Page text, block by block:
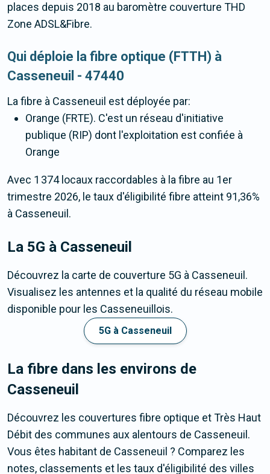
places depuis 2018 au baromètre couverture THD
Zone ADSL&Fibre.
Qui déploie la fibre optique (FTTH) à
Casseneuil - 47440
La fibre à Casseneuil est déployée par:
Orange (FRTE). C'est un réseau d'initiative
publique (RIP) dont l'exploitation est confiée à
Orange
Avec 1 374 locaux raccordables à la fibre au 1er
trimestre 2026, le taux d'éligibilité fibre atteint 91,36%
à Casseneuil.
La 5G à Casseneuil
Découvrez la carte de couverture 5G à Casseneuil.
Visualisez les antennes et la qualité du réseau mobile
disponible pour les Casseneuillois.
5G à Casseneuil
La fibre dans les environs de
Casseneuil
Découvrez les couvertures fibre optique et Très Haut
Débit des communes aux alentours de Casseneuil.
Vous êtes habitant de Casseneuil ? Comparez les
notes, classements et les taux d'éligibilité des villes